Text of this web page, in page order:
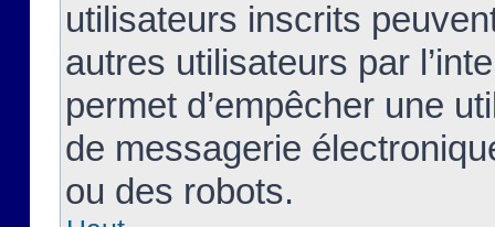
utilisateurs inscrits
autres utilisateurs par
permet d’empêcher une
de messagerie
ou des robots.